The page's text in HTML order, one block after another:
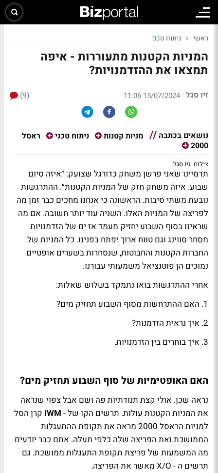
ראשי ניתוח טכני
המניות הקטנות מתעוררות - איפה
תמצאו את ההזדמנויות?
זיו סגל |
15/07/2024 11:06
(9)
נושאים בכתבה מניות קטנות ניתוח טכני
ראסל
2000
צילום: זיו סגל
תדמיינו שאני פרשן משחק כדורגל שצועק: ״איזה סיום
שבוע. איזה משחק חזק של המניות הקטנות״. ההתרגשות
נובעת משתי סיבות. הראשונה כי אנחנו מחכים כבר זמן מה
לפריצה של המניות האלו. השניה עוד יותר חשובה. אם מה
שראינו בסוף השבוע יחזיק מעמד אז ים של הזדמנויות
מסחר סווינג וגם טווח ארוך יפתח בפנינו. כל המניות של
החברות הקטנות והחבוטות, שנסחרות בשערים אופטיים
נמוכים הן פוטנציאל משמעותי עבורנו.
אחרי ההתרגשות בואו נתמקד בשלוש שאלות:
1. האם ההתרחשות מסוף השבוע תחזיק מים?
2. איך נראית הזדמנות?
3. איך בוחרים בין הזדמנויות.
האם האופטימיות של סוף השבוע תחזיק מים?
נראה שכן. אולי קצת תנודתיות פה ושם אבל צפוי שנראה
את המניות הקטנות עולות. תרשים הקו של - IWM קרן הסל
למניות הראסל 2000 מראה את תקופת ההתעגלות
הממושכת ואת הפריצה שלה כלפי מעלה. אתם כבר יודעים
מה המשמעות של פריצת תקופת התעגלות ממושכת. גם
תרשים ה - X/O מאשר את הפריצה.